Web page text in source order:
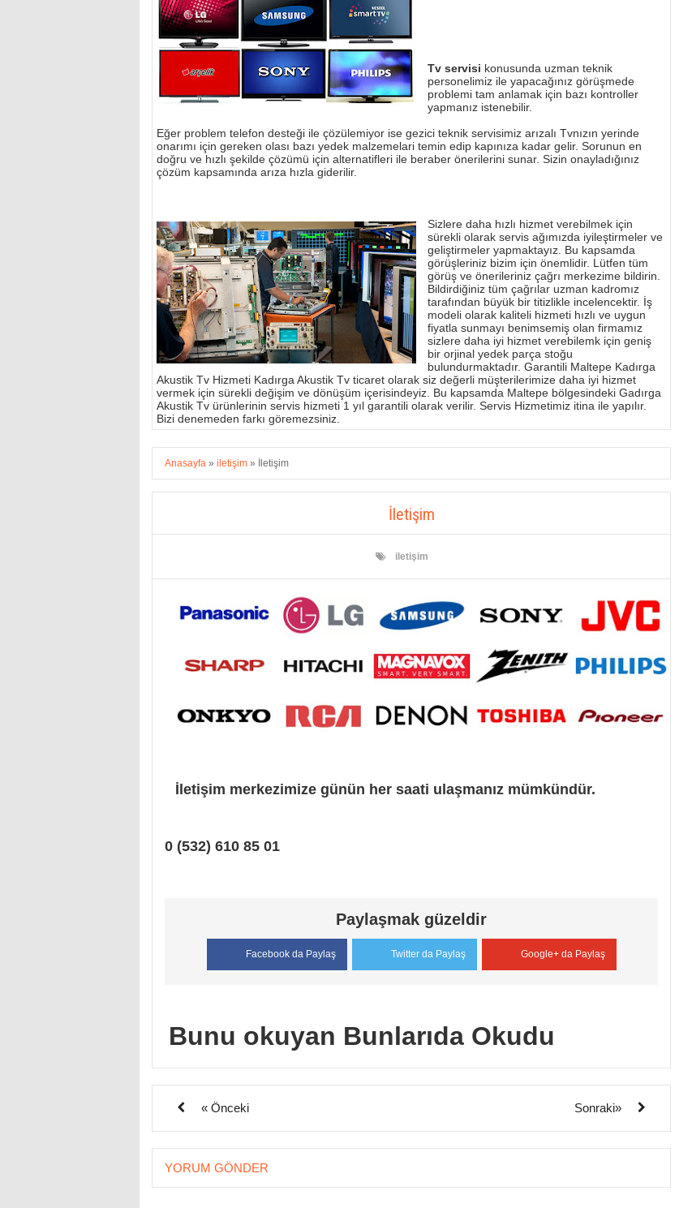
Tv servisi konusunda uzman teknik
personelimiz ile yapacağınız görüşmede
problemi tam anlamak için bazı kontroller
yapmanız istenebilir.
Eğer problem telefon desteği ile çözülemiyor ise gezici teknik servisimiz arızalı Tvnızın yerinde
onarımı için gereken olası bazı yedek malzemelari temin edip kapınıza kadar gelir. Sorunun en
doğru ve hızlı şekilde çözümü için alternatifleri ile beraber önerilerini sunar. Sizin onayladığınız
çözüm kapsamında arıza hızla giderilir.
Sizlere daha hızlı hizmet verebilmek için
sürekli olarak servis ağımızda iyileştirmeler ve
geliştirmeler yapmaktayız. Bu kapsamda
görüşleriniz bizim için önemlidir. Lütfen tüm
görüş ve önerileriniz çağrı merkezime bildirin.
Bildirdiğiniz tüm çağrılar uzman kadromız
tarafından büyük bir titizlikle incelencektir. İş
modeli olarak kaliteli hizmeti hızlı ve uygun
fiyatla sunmayı benimsemiş olan firmamız
sizlere daha iyi hizmet verebilemk için geniş
bir orjinal yedek parça stoğu
bulundurmaktadır. Garantili Maltepe Kadırga
Akustik Tv Hizmeti Kadırga Akustik Tv ticaret olarak siz değerli müşterilerimize daha iyi hizmet
vermek için sürekli değişim ve dönüşüm içerisindeyiz. Bu kapsamda Maltepe bölgesindeki Gadırga
Akustik Tv ürünlerinin servis hizmeti 1 yıl garantili olarak verilir. Servis Hizmetimiz itina ile yapılır.
Bizi denemeden farkı göremezsiniz.
Anasayfa » iletişim » İletişim
İletişim
iletişim
İletişim merkezimize günün her saati ulaşmanız mümkündür.
0 (532) 610 85 01
Paylaşmak güzeldir
Facebook da Paylaş Twitter da Paylaş Google+ da Paylaş
Bunu okuyan Bunlarıda Okudu
« Önceki Sonraki»
YORUM GÖNDER